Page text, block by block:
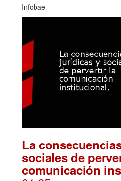
Infobae
La
sociales de
comunicación